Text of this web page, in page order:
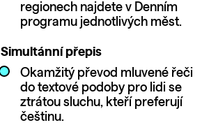
regionech najdete v Denním
programu jednotlivých měst.
Simultánní přepis
Okamžitý převod mluvené řeči
do textové podoby pro lidi se
ztrátou sluchu, kteří preferují
češtinu.